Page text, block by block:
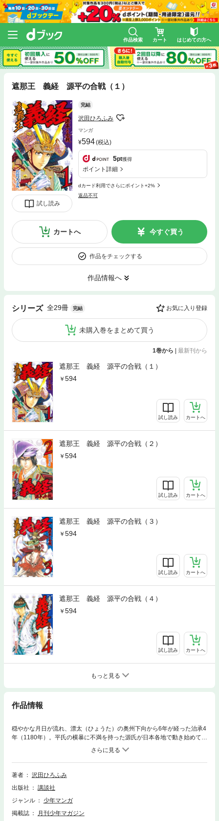
作品検索 カート はじめての方へ
遮那王 義経 源平の合戦（１）
試し読み
完結
沢田ひろふみ
マンガ
594(税込)
5pt獲得
ポイント詳細
dカード利用でさらにポイント+2%
返品不可
カートへ 今すぐ買う
作品をチェックする
作品情報へ
シリーズ 全29冊 完結 お気に入り登録
未購入巻をまとめて買う
1巻から | 最新刊から
遮那王 義経 源平の合戦（１）
594
試し読み カートへ
遮那王 義経 源平の合戦（２）
594
試し読み カートへ
遮那王 義経 源平の合戦（３）
594
試し読み カートへ
遮那王 義経 源平の合戦（４）
594
試し読み カートへ
もっと見る
作品情報
穏やかな月日が流れ、漂太（ひょうた）の奥州下向から6年が経った治承4
年（1180年）。平氏の横暴に不満を持った源氏が日本各地で動き始めてい
た――。そんなある日、奥州平泉に1人の密使が訪れる。それが逞しく成
長した若武者・漂太（義経）の新たな運命の幕開けだった！ 源義経、今
こそ歴史の表舞台へ――!! 笹竜胆の旗の下、流浪の少年・漂太が牛若の
遺志を継ぎ、戦場の神となる!! 待望の「源平の合戦編」開幕!!
著者
沢田ひろふみ
出版社
講談社
ジャンル
少年マンガ
掲載誌
月刊少年マガジン